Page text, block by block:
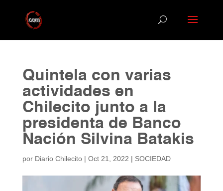
Quintela con varias
actividades en
Chilecito junto a la
presidenta de Banco
Nación Silvina Batakis
por Diario Chilecito| Oct 21, 2022 | SOCIEDAD